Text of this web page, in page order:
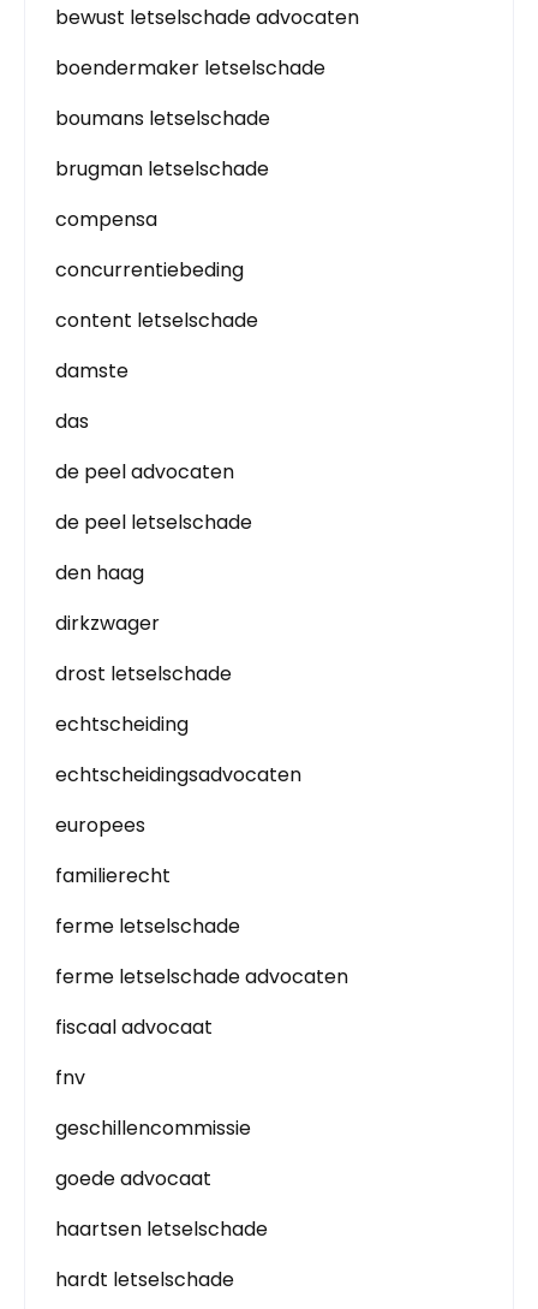
bewust letselschade advocaten
boendermaker letselschade
boumans letselschade
brugman letselschade
compensa
concurrentiebeding
content letselschade
damste
das
de peel advocaten
de peel letselschade
den haag
dirkzwager
drost letselschade
echtscheiding
echtscheidingsadvocaten
europees
familierecht
ferme letselschade
ferme letselschade advocaten
fiscaal advocaat
fnv
geschillencommissie
goede advocaat
haartsen letselschade
hardt letselschade